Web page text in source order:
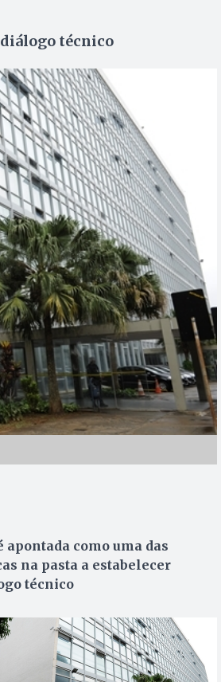
diálogo técnico
apontada como uma das
na pasta a estabelecer
técnico